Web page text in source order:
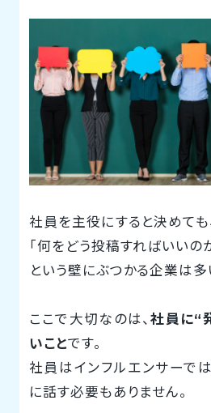
社員を主役にすると決めても
「何をどう投稿すればいいの
という壁にぶつかる企業は多
ここで大切なのは、社員に“
いことです。
社員はインフルエンサーで
に話す必要もありません。